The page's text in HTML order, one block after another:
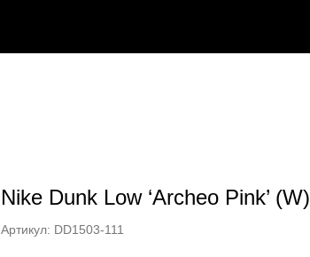
Nike Dunk Low ‘Archeo Pink’ (W)
Артикул: DD1503-111